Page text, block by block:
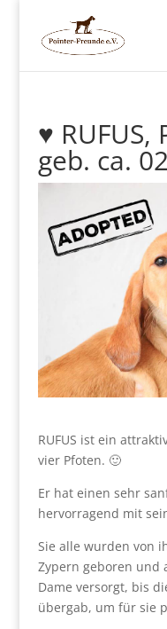
♥
geb. ca.
RUFUS ist ein
vier Pfoten. 🙂
Er hat einen sehr
hervorragend mit
Sie alle wurden von
Zypern geboren und
Dame versorgt, bis
übergab, um für sie